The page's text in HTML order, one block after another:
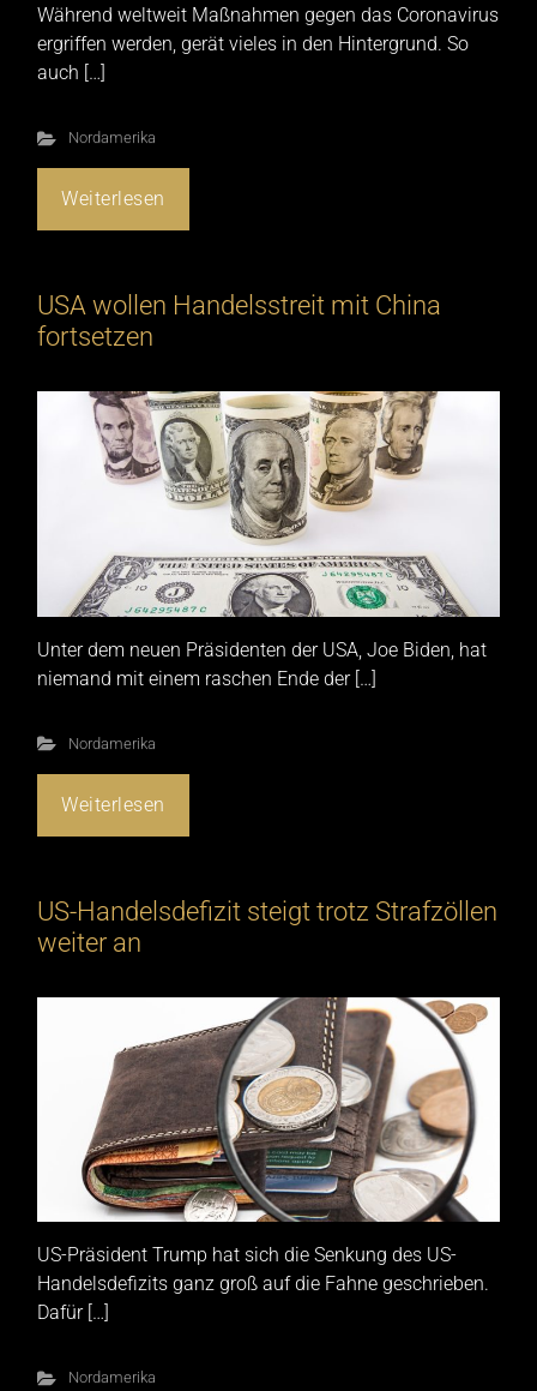
Während weltweit Maßnahmen gegen das Coronavirus
ergriffen werden, gerät vieles in den Hintergrund. So
auch […]
Nordamerika
Weiterlesen
USA wollen Handelsstreit mit China
fortsetzen
Unter dem neuen Präsidenten der USA, Joe Biden, hat
niemand mit einem raschen Ende der […]
Nordamerika
Weiterlesen
US-Handelsdefizit steigt trotz Strafzöllen
weiter an
US-Präsident Trump hat sich die Senkung des US-
Handelsdefizits ganz groß auf die Fahne geschrieben.
Dafür […]
Nordamerika